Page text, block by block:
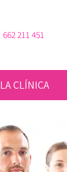
662 211 451
LA CLÍNICA